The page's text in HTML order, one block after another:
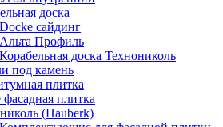
доска
Docke сайдинг
Альта Профиль
Корабельная доска Технониколь
под камень
плитка
плитка
(Hauberk)